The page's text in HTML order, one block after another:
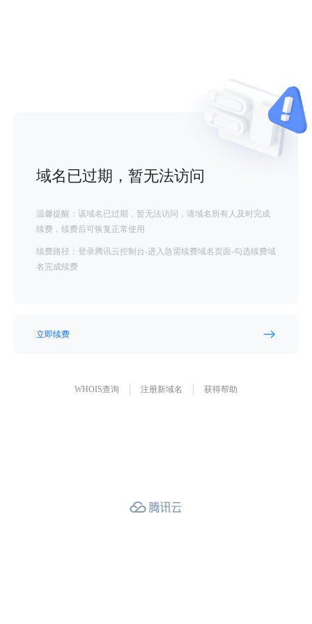
域名已过期，暂无法访问
温馨提醒：该域名已过期，暂无法访问，请域名所有人及时完成
续费，续费后可恢复正常使用
续费路径：登录腾讯云控制台-进入急需续费域名页面-勾选续费域
名完成续费
立即续费
WHOIS查询 注册新域名 获得帮助